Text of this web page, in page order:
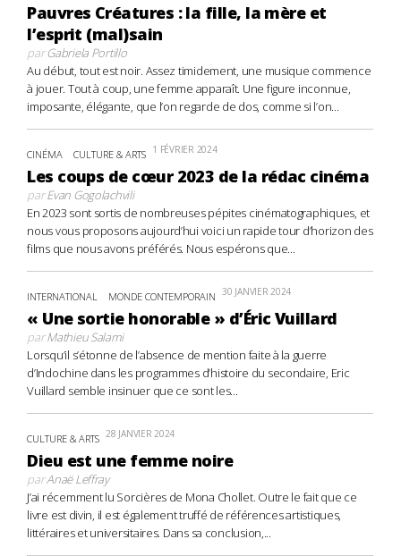
Pauvres Créatures : la fille, la mère et
l’esprit (mal)sain
parGabriela Portillo
Au début, tout est noir. Assez timidement, une musique commence
à jouer. Tout à coup, une femme apparaît. Une figure inconnue,
imposante, élégante, que l’on regarde de dos, comme si l’on...
CINÉMA CULTURE & ARTS 1 FÉVRIER 2024
Les coups de cœur 2023 de la rédac cinéma
parEvan Gogolachvili
En 2023 sont sortis de nombreuses pépites cinématographiques, et
nous vous proposons aujourd’hui voici un rapide tour d’horizon des
films que nous avons préférés. Nous espérons que...
INTERNATIONAL MONDE CONTEMPORAIN 30 JANVIER 2024
« Une sortie honorable » d’Éric Vuillard
parMathieu Salami
Lorsqu’il s’étonne de l’absence de mention faite à la guerre
d’Indochine dans les programmes d’histoire du secondaire, Eric
Vuillard semble insinuer que ce sont les...
CULTURE & ARTS 28 JANVIER 2024
Dieu est une femme noire
parAnaë Leffray
J’ai récemment lu Sorcières de Mona Chollet. Outre le fait que ce
livre est divin, il est également truffé de références artistiques,
littéraires et universitaires. Dans sa conclusion,...